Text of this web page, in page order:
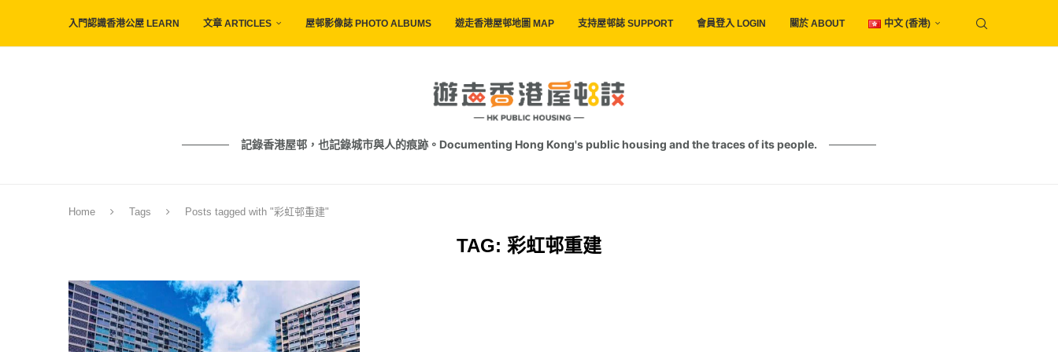
入門認識香港公屋 LEARN 文章 ARTICLES 屋邨影像誌 PHOTO ALBUMS 遊走香港屋邨地圖 MAP 支持屋邨誌 SUPPORT 會員登入 LOGIN 關於 ABOUT 中文 (香港)
記錄香港屋邨，也記錄城市與人的痕跡。Documenting Hong Kong's public housing and the traces of its people.
Home Tags Posts tagged with "彩虹邨重建"
TAG: 彩虹邨重建